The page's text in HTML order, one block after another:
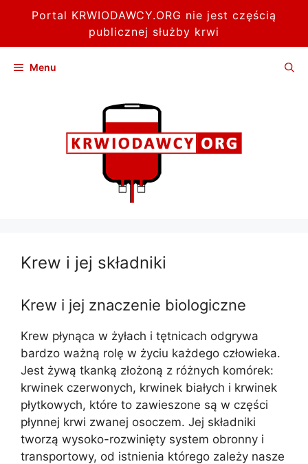
Portal KRWIODAWCY.ORG nie jest częścią
publicznej służby krwi
Menu
Krew i jej składniki
Krew i jej znaczenie biologiczne
Krew płynąca w żyłach i tętnicach odgrywa
bardzo ważną rolę w życiu każdego człowieka.
Jest żywą tkanką złożoną z różnych komórek:
krwinek czerwonych, krwinek białych i krwinek
płytkowych, które to zawieszone są w części
płynnej krwi zwanej osoczem. Jej składniki
tworzą wysoko-rozwinięty system obronny i
transportowy, od istnienia którego zależy nasze